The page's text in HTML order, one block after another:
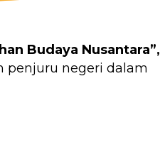
Budaya Nusantara”,
penjuru negeri dalam